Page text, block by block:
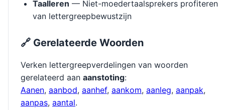
Taalleren — Niet-moedertaalsprekers profiteren
van lettergreepbewustzijn
🔗 Gerelateerde Woorden
Verken lettergreepverdelingen van woorden
gerelateerd aan aanstoting:
Aanen, aanbod, aanhef, aankom, aanleg, aanpak,
aanpas, aantal.